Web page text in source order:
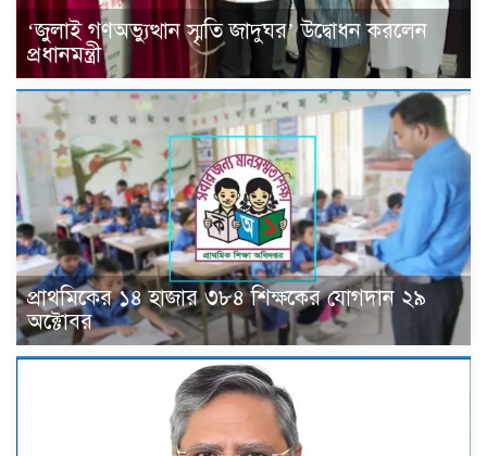
‘জুলাই গণঅভ্যুত্থান স্মৃতি জাদুঘর’ উদ্বোধন করলেন
প্রধানমন্ত্রী
প্রাথমিকের ১৪ হাজার ৩৮৪ শিক্ষকের যোগদান ২৯
অক্টোবর